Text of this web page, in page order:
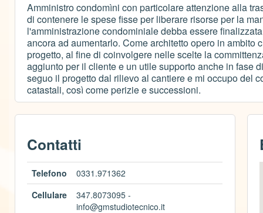
Amministro condomìni con particolare attenzione alla
di contenere le spese fisse per liberare risorse per la
l'amministrazione condominiale debba essere
ancora ad aumentarlo. Come architetto opero in
progetto, al fine di coinvolgere nelle scelte la
aggiunto per il cliente e un utile supporto anche in fase
seguo il progetto dal rilievo al cantiere e mi occupo del
catastali, così come perizie e successioni.
Contatti
Telefono
0331.971362
Cellulare
347.8073095 -
info@gmstudiotecnico.it